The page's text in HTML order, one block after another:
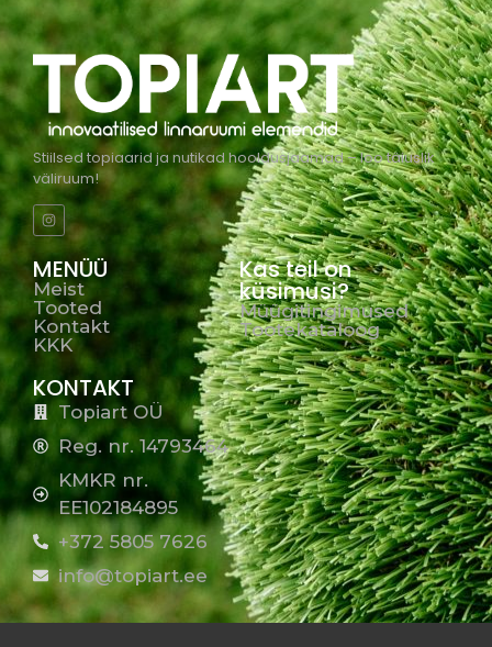
Stiilsed topiaarid ja nutikad hooldusjaamad – loo täiuslik
väliruum!
MENÜÜ
Meist
Tooted
Kontakt
KKK
Kas teil on
küsimusi?
Müügitingimused
Tootekataloog
KONTAKT
Topiart OÜ
Reg. nr. 14793464
KMKR nr.
EE102184895
+372 5805 7626
info@topiart.ee